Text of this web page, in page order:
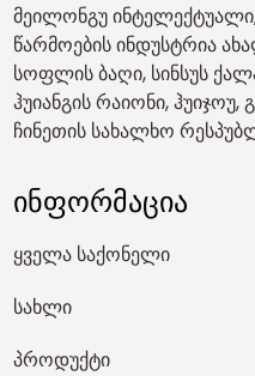
მეილონგუ
წარმოების ინდუსტრია
სოფლის ბაღი, სინსუს
ჰუიანგის რაიონი,
ჩინეთის სახალხო
ინფორმაცია
ყველა საქონელი
სახლი
პროდუქტი